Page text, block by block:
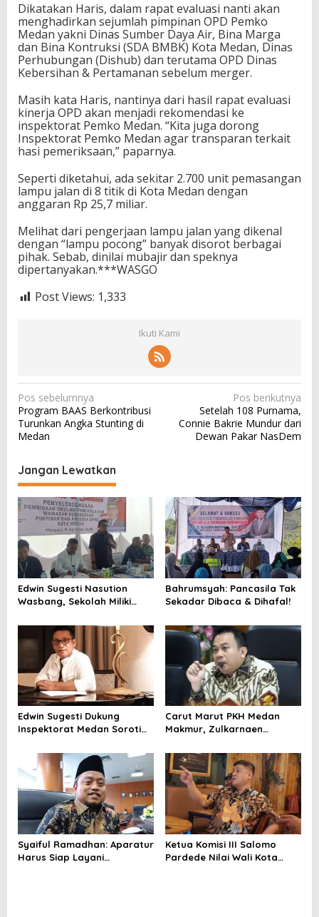
Dikatakan Haris, dalam rapat evaluasi nanti akan
menghadirkan sejumlah pimpinan OPD Pemko
Medan yakni Dinas Sumber Daya Air, Bina Marga
dan Bina Kontruksi (SDA BMBK) Kota Medan, Dinas
Perhubungan (Dishub) dan terutama OPD Dinas
Kebersihan & Pertamanan sebelum merger.
Masih kata Haris, nantinya dari hasil rapat evaluasi
kinerja OPD akan menjadi rekomendasi ke
inspektorat Pemko Medan. “Kita juga dorong
Inspektorat Pemko Medan agar transparan terkait
hasi pemeriksaan,” paparnya.
Seperti diketahui, ada sekitar 2.700 unit pemasangan
lampu jalan di 8 titik di Kota Medan dengan
anggaran Rp 25,7 miliar.
Melihat dari pengerjaan lampu jalan yang dikenal
dengan “lampu pocong” banyak disorot berbagai
pihak. Sebab, dinilai mubajir dan speknya
dipertanyakan.***WASGO
Post Views: 1,333
Ikuti Kami
N
a
v
g
a
s
i
p
o
s
Pos sebelumnya
Program BAAS Berkontribusi
Turunkan Angka Stunting di
Medan
Pos berikutnya
Setelah 108 Purnama,
Connie Bakrie Mundur dari
Dewan Pakar NasDem
Jangan Lewatkan
Edwin Sugesti Nasution
Wasbang, Sekolah Miliki
Nilai-Nilai Idiologi Pancasila
dan Wawasan Kebangsaan
Bahrumsyah: Pancasila Tak
Sekadar Dibaca & Dihafal!
Edwin Sugesti Dukung
Inspektorat Medan Soroti
Terkait Rendahnya Serapan
Anggaran
Carut Marut PKH Medan
Makmur, Zulkarnaen
Pemko Salurkan Bansos
Syaiful Ramadhan: Aparatur
Harus Siap Layani
Ketua Komisi III Salomo
Pardede Nilai Wali Kota